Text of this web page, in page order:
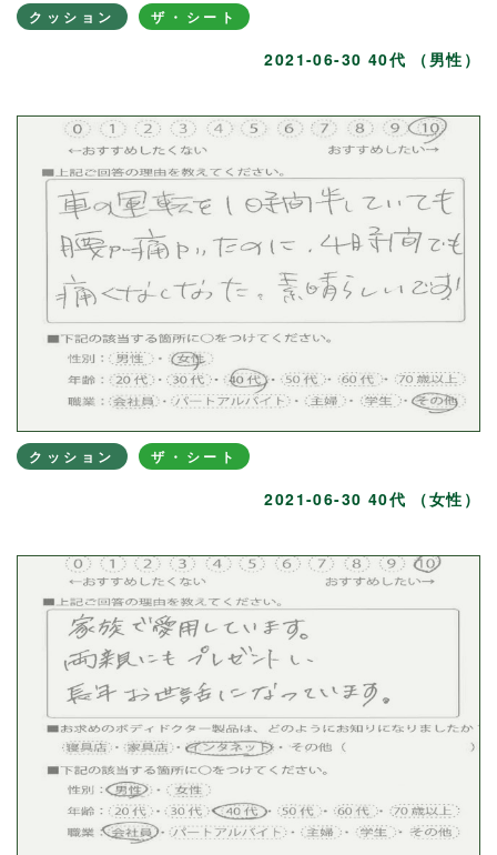
クッション ザ・シート
2021-06-30 40代 （男性）
クッション ザ・シート
2021-06-30 40代 （女性）